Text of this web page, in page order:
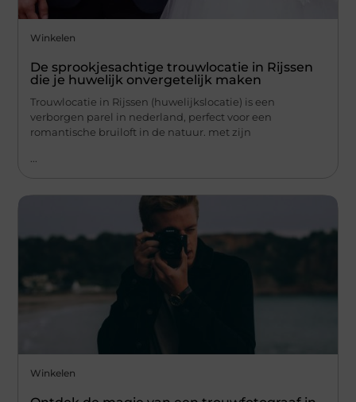
Winkelen
De sprookjesachtige trouwlocatie in Rijssen
die je huwelijk onvergetelijk maken
Trouwlocatie in Rijssen (huwelijkslocatie) is een
verborgen parel in nederland, perfect voor een
romantische bruiloft in de natuur. met zijn
Winkelen